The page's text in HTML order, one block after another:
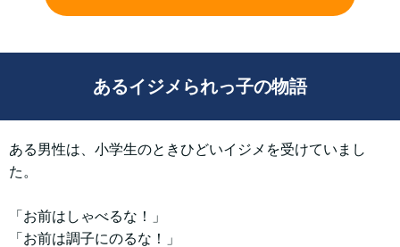
あるイジメられっ子の物語
ある男性は、小学生のときひどいイジメを受けていまし
た。
「お前はしゃべるな！」
「お前は調子にのるな！」